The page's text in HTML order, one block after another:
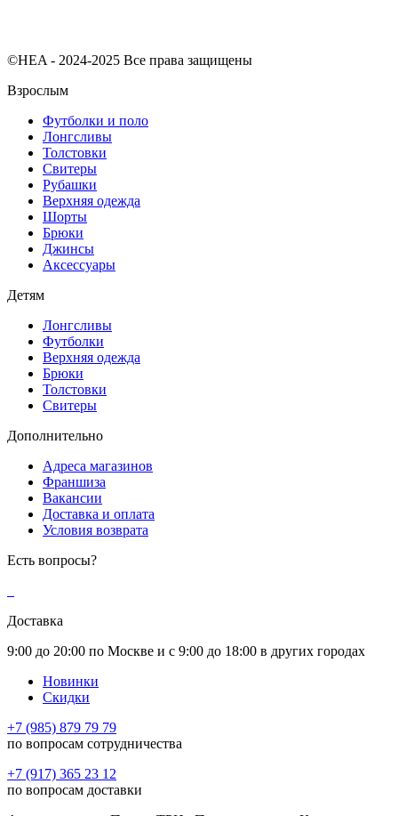
©HEA - 2024-2025 Все права защищены
Взрослым
Футболки и поло
Лонгсливы
Толстовки
Свитеры
Рубашки
Верхняя одежда
Шорты
Брюки
Джинсы
Аксессуары
Детям
Лонгсливы
Футболки
Верхняя одежда
Брюки
Толстовки
Свитеры
Дополнительно
Адреса магазинов
Франшиза
Вакансии
Доставка и оплата
Условия возврата
Есть вопросы?
Доставка
9:00 до 20:00 по Москве и с 9:00 до 18:00 в других городах
Новинки
Скидки
+7 (985) 879 79 79
по вопросам сотрудничества
+7 (917) 365 23 12
по вопросам доставки